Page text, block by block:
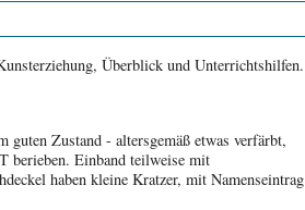
Überblick und Unterrichtshilfen.
guten Zustand - altersgemäß etwas verfärbt,
berieben. Einband teilweise mit
haben kleine Kratzer, mit Namenseintrag